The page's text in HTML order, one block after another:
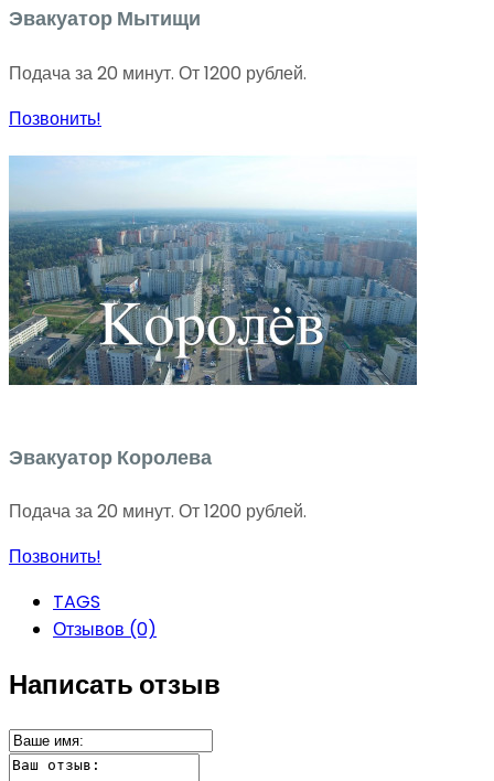
Эвакуатор Мытищи
Подача за 20 минут. От 1200 рублей.
Позвонить!
Эвакуатор Королева
Подача за 20 минут. От 1200 рублей.
Позвонить!
TAGS
Отзывов (0)
Написать отзыв